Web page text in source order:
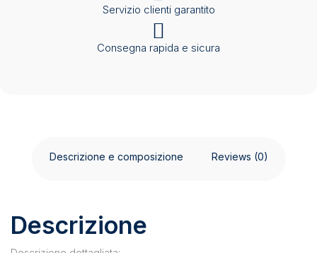
Servizio clienti garantito
Consegna rapida e sicura
Descrizione e composizione Reviews (0)
Descrizione